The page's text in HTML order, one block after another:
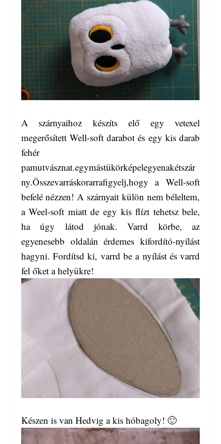
A szárnyaihoz készíts elő egy vetexel
megerősített Well-soft darabot és egy kis darab
fehér
pamutvásznat.egymástükörképelegyenakétszár
ny.Összevarráskorarrafigyelj,hogy a Well-soft
befelé nézzen! A szárnyait külön nem béleltem,
a Weel-soft miatt de egy kis flízt tehetsz bele,
ha úgy látod jónak. Varrd körbe, az
egyenesebb oldalán érdemes kifordító-nyílást
hagyni. Fordítsd ki, varrd be a nyílást és varrd
fel őket a helyükre!
Készen is van Hedvig a kis hóbagoly! 🙂